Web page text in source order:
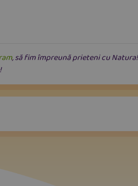
, să fim împreună prieteni cu